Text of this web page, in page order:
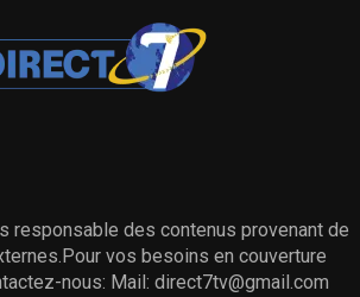
responsable des contenus provenant de
vos besoins en couverture
nous: Mail: direct7tv@gmail.com